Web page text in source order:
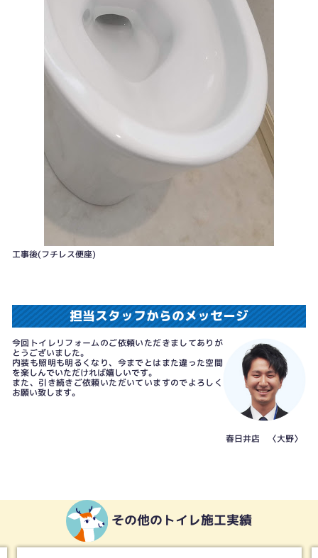
工事後(フチレス便座)
担当スタッフからのメッセージ
今回トイレリフォームのご依頼いただきましてありが
とうございました。
内装も照明も明るくなり、今までとはまた違った空間
を楽しんでいただければ嬉しいです。
また、引き続きご依頼いただいていますのでよろしく
お願い致します。
春日井店 〈大野〉
その他のトイレ施工実績